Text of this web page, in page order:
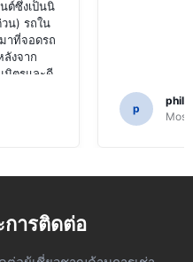
ต์ซึ่งเป็นนิ
น) รถใน
าที่จอดรถ
งจาก
มิตรและดี
น
p
การติดต่อ